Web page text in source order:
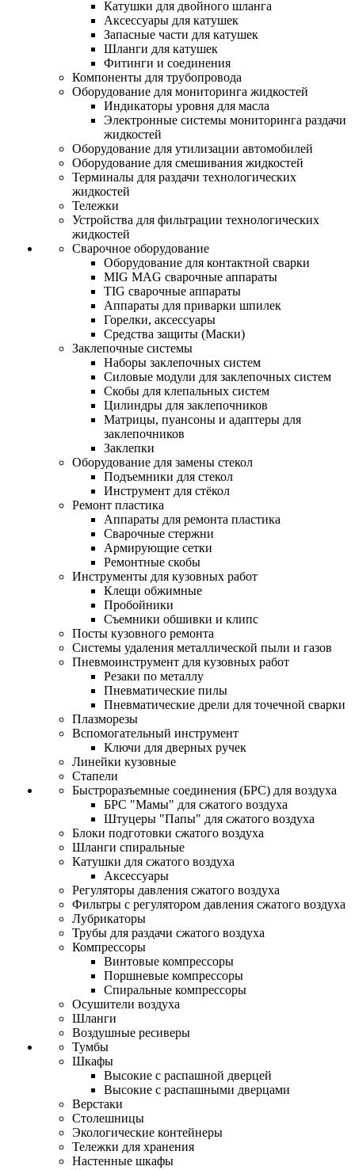
Катушки для двойного шланга
Аксессуары для катушек
Запасные части для катушек
Шланги для катушек
Фитинги и соединения
Компоненты для трубопровода
Оборудование для мониторинга жидкостей
Индикаторы уровня для масла
Электронные системы мониторинга раздачи
жидкостей
Оборудование для утилизации автомобилей
Оборудование для смешивания жидкостей
Терминалы для раздачи технологических
жидкостей
Тележки
Устройства для фильтрации технологических
жидкостей
Сварочное оборудование
Оборудование для контактной сварки
MIG MAG сварочные аппараты
TIG сварочные аппараты
Аппараты для приварки шпилек
Горелки, аксессуары
Средства защиты (Маски)
Заклепочные системы
Наборы заклепочных систем
Силовые модули для заклепочных систем
Скобы для клепальных систем
Цилиндры для заклепочников
Матрицы, пуансоны и адаптеры для
заклепочников
Заклепки
Оборудование для замены стекол
Подъемники для стекол
Инструмент для стёкол
Ремонт пластика
Аппараты для ремонта пластика
Сварочные стержни
Армирующие сетки
Ремонтные скобы
Инструменты для кузовных работ
Клещи обжимные
Пробойники
Съемники обшивки и клипс
Посты кузовного ремонта
Системы удаления металлической пыли и газов
Пневмоинструмент для кузовных работ
Резаки по металлу
Пневматические пилы
Пневматические дрели для точечной сварки
Плазморезы
Вспомогательный инструмент
Ключи для дверных ручек
Линейки кузовные
Стапели
Быстроразъемные соединения (БРС) для воздуха
БРС "Мамы" для сжатого воздуха
Штуцеры "Папы" для сжатого воздуха
Блоки подготовки сжатого воздуха
Шланги спиральные
Катушки для сжатого воздуха
Аксессуары
Регуляторы давления сжатого воздуха
Фильтры с регулятором давления сжатого воздуха
Лубрикаторы
Трубы для раздачи сжатого воздуха
Компрессоры
Винтовые компрессоры
Поршневые компрессоры
Спиральные компрессоры
Осушители воздуха
Шланги
Воздушные ресиверы
Тумбы
Шкафы
Высокие с распашной дверцей
Высокие с распашными дверцами
Верстаки
Столешницы
Экологические контейнеры
Тележки для хранения
Настенные шкафы